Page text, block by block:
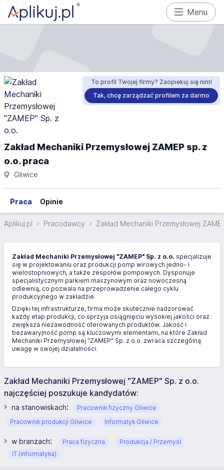
Menu
To profil Twojej firmy? Zaopiekuj się nim!
Tak, chcę zarządzać profilem za darmo
Zakład Mechaniki Przemysłowej ZAMEP sp. z
o.o. praca
Gliwice
Praca Opinie
Aplikuj.pl Pracodawcy Zakład Mechaniki Przemysłowej
Zakład Mechaniki Przemysłowej "ZAMEP" Sp. z o.o. specjalizuje
się w projektowaniu oraz produkcji pomp wirowych jedno- i
wielostopniowych, a także zespołów pompowych. Dysponuje
specjalistycznym parkiem maszynowym oraz nowoczesną
odlewnią, co pozwala na przeprowadzenie całego cyklu
produkcyjnego w zakładzie.
Dzięki tej infrastrukturze, firma może skutecznie nadzorować
każdy etap produkcji, co sprzyja osiągnięciu wysokiej jakości oraz
zwiększa niezawodność oferowanych produktów. Jakość i
bezawaryjność pomp są kluczowymi elementami, na które Zakład
Mechaniki Przemysłowej "ZAMEP" Sp. z o.o. zwraca szczególną
uwagę w swojej działalności.
Zakład Mechaniki Przemysłowej "ZAMEP" Sp. z o.o.
najczęściej poszukuje kandydatów:
na stanowiskach:
Pracownik fizyczny Gliwice
Pracownik produkcji Gliwice
Informatyk Gliwice
w branżach: Praca fizyczna
Produkcja / Przemysł
IT (informatyka)